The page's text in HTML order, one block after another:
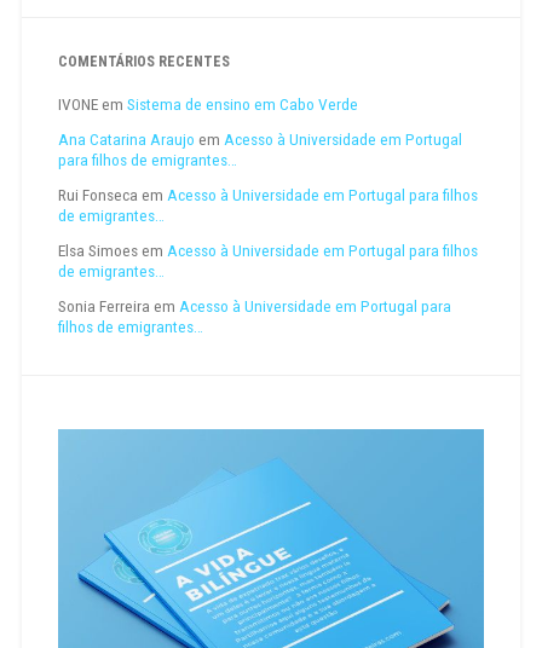
COMENTÁRIOS RECENTES
IVONEem Sistema de ensino em Cabo Verde
Ana Catarina Araujo em Acesso à Universidade em Portugal
para filhos de emigrantes…
Rui Fonseca em Acesso à Universidade em Portugal para filhos
de emigrantes…
Elsa Simoesem Acesso à Universidade em Portugal para filhos
de emigrantes…
Sonia Ferreira em Acesso à Universidade em Portugal para
filhos de emigrantes…